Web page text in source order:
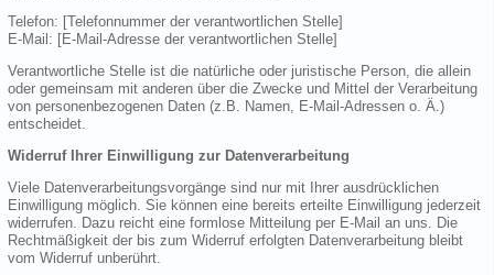
Telefon: [Telefonnummer der verantwortlichen Stelle]
E-Mail: [E-Mail-Adresse der verantwortlichen Stelle]
Verantwortliche Stelle ist die natürliche oder juristische Person, die allein
oder gemeinsam mit anderen über die Zwecke und Mittel der Verarbeitung
von personenbezogenen Daten (z.B. Namen, E-Mail-Adressen o. Ä.)
entscheidet.
Widerruf Ihrer Einwilligung zur Datenverarbeitung
Viele Datenverarbeitungsvorgänge sind nur mit Ihrer ausdrücklichen
Einwilligung möglich. Sie können eine bereits erteilte Einwilligung jederzeit
widerrufen. Dazu reicht eine formlose Mitteilung per E-Mail an uns. Die
Rechtmäßigkeit der bis zum Widerruf erfolgten Datenverarbeitung bleibt
vom Widerruf unberührt.